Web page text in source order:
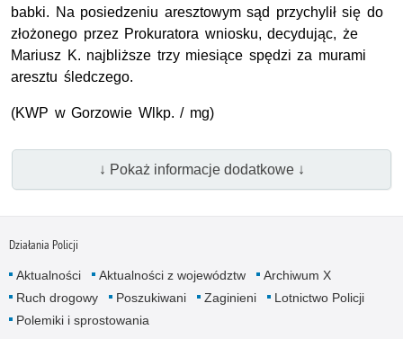
babki. Na posiedzeniu aresztowym sąd przychylił się do
złożonego przez Prokuratora wniosku, decydując, że
Mariusz K. najbliższe trzy miesiące spędzi za murami
aresztu śledczego.
(KWP w Gorzowie Wlkp. / mg)
↓ Pokaż informacje dodatkowe ↓
Działania Policji
Aktualności Aktualności z województw
Archiwum X
Ruch drogowy
Poszukiwani Zaginieni
Lotnictwo Policji
Polemiki i sprostowania